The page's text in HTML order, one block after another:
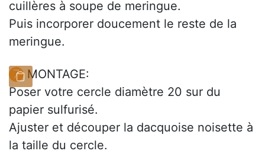
cuillères à soupe de meringue.
Puis incorporer doucement le reste de la
meringue.
MONTAGE:
Poser votre cercle diamètre 20 sur du
papier sulfurisé.
Ajuster et découper la dacquoise noisette à
la taille du cercle.